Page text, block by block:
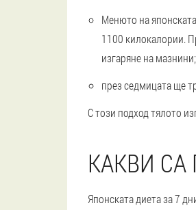
Менюто на
1100 килокалории.
изгаряне на мазнини;
през седмицата ще
С този подход тялото
КАКВИ СА
Японската диета за 7